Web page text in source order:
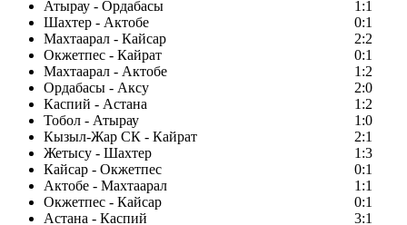
Атырау - Ордабасы
1:1
Шахтер - Актобе
0:1
Махтаарал - Кайсар
2:2
Окжетпес - Кайрат
0:1
Махтаарал - Актобе
1:2
Ордабасы - Аксу
2:0
Каспий - Астана
1:2
Тобол - Атырау
1:0
Кызыл-Жар СК - Кайрат
2:1
Жетысу - Шахтер
1:3
Кайсар - Окжетпес
0:1
Актобе - Махтаарал
1:1
Окжетпес - Кайсар
0:1
Астана - Каспий
3:1